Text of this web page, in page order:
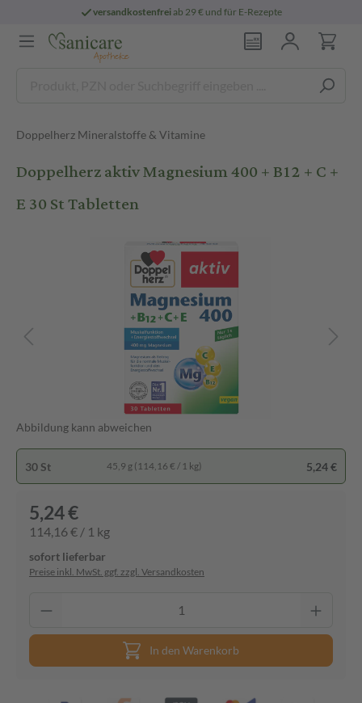
versandkostenfreiab 29 € und für E-Rezepte
Doppelherz Mineralstoffe & Vitamine
Doppelherz aktiv Magnesium 400 + B12 + C +
E 30 St Tabletten
Abbildung kann abweichen
30 St 45,9 g (114,16 € / 1 kg) 5,24 €
5,24 €
114,16 € / 1 kg
sofort lieferbar
Preise inkl. MwSt. ggf. zzgl. Versandkosten
In den Warenkorb